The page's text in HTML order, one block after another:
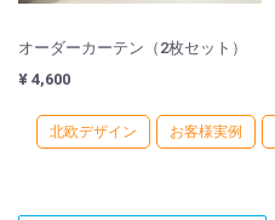
オーダーカーテン（2枚セット）
¥ 4,600
北欧デザイン お客様実例